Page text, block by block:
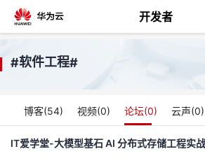
开发者
返
回
#软件工程#
博客(54) 视频(0) 论坛(0) 云声(0)
IT爱学堂-大模型基石 AI 分布式存储工程实